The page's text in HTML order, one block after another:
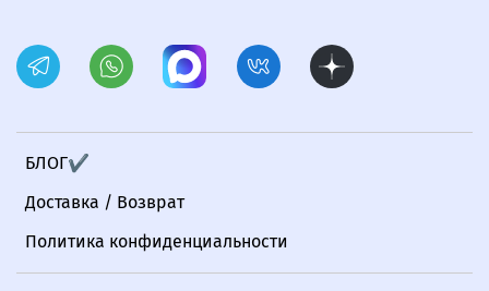
БЛОГ✔
Доставка / Возврат
Политика конфиденциальности